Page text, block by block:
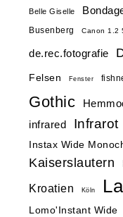
Belle Giselle
Busenberg Canon 1.2
de.rec.fotografie
Felsen Fenster
Gothic
infrared Infrarot
Instax Wide
Kaiserslautern
Kroatien Köln
Lomo'Instant Wide